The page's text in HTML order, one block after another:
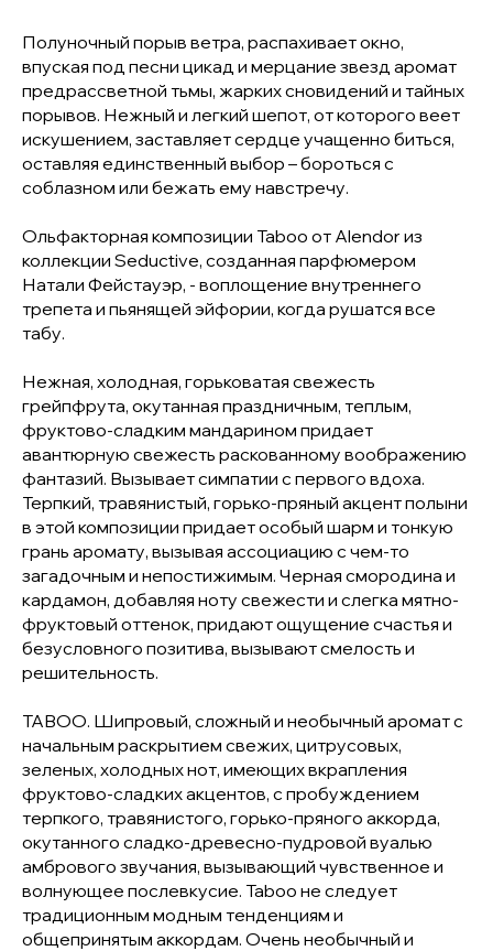
Полуночный порыв ветра, распахивает окно,
впуская под песни цикад и мерцание звезд аромат
предрассветной тьмы, жарких сновидений и тайных
порывов. Нежный и легкий шепот, от которого веет
искушением, заставляет сердце учащенно биться,
оставляя единственный выбор – бороться с
соблазном или бежать ему навстречу.
Ольфакторная композиции Taboo от Alendor из
коллекции Seductive, созданная парфюмером
Натали Фейстауэр, - воплощение внутреннего
трепета и пьянящей эйфории, когда рушатся все
табу.
Нежная, холодная, горьковатая свежесть
грейпфрута, окутанная праздничным, теплым,
фруктово-сладким мандарином придает
авантюрную свежесть раскованному воображению
фантазий. Вызывает симпатии с первого вдоха.
Терпкий, травянистый, горько-пряный акцент полыни
в этой композиции придает особый шарм и тонкую
грань аромату, вызывая ассоциацию с чем-то
загадочным и непостижимым. Черная смородина и
кардамон, добавляя ноту свежести и слегка мятно-
фруктовый оттенок, придают ощущение счастья и
безусловного позитива, вызывают смелость и
решительность.
TABOO. Шипровый, сложный и необычный аромат с
начальным раскрытием свежих, цитрусовых,
зеленых, холодных нот, имеющих вкрапления
фруктово-сладких акцентов, с пробуждением
терпкого, травянистого, горько-пряного аккорда,
окутанного сладко-древесно-пудровой вуалью
амбрового звучания, вызывающий чувственное и
волнующее послевкусие. Taboo не следует
традиционным модным тенденциям и
общепринятым аккордам. Очень необычный и